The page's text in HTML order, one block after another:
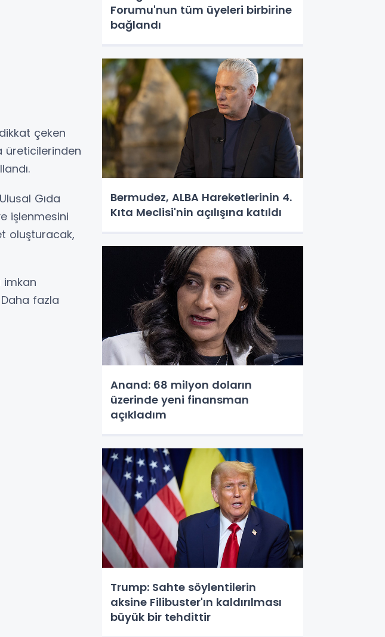
çeken
üreticilerinden
Gıda
işlenmesini
oluşturacak,
imkan
fazla
Forumu'nun tüm üyeleri birbirine
bağlandı
Bermudez, ALBA Hareketlerinin 4.
Kıta Meclisi'nin açılışına katıldı
Anand: 68 milyon doların
üzerinde yeni finansman
açıkladım
Trump: Sahte söylentilerin
aksine Filibuster'ın kaldırılması
büyük bir tehdittir